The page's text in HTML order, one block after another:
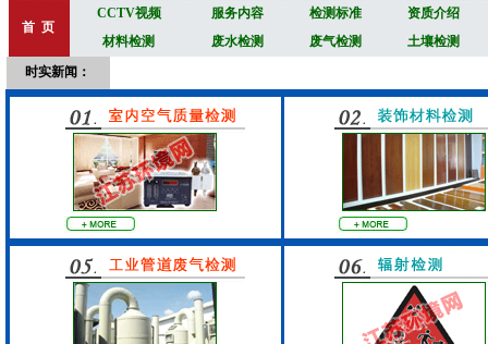
首 页
CCTV视频 服务内容 检测标准
资质介绍
材料检测
废水检测 废气检测
土壤检测
时实新闻：